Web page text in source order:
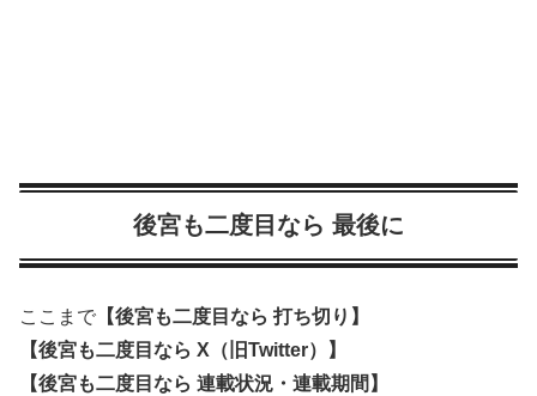
後宮も二度目なら 最後に
ここまで 【後宮も二度目なら 打ち切り】
【後宮も二度目なら X（旧Twitter）】
【後宮も二度目なら 連載状況・連載期間】